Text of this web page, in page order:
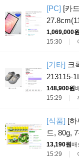
[PC] [카
1,069,000원
15:30
[기타] 크
213115-
148,900원
15:29
[식품] [하
드, 80g, 7
13,190원배
15:29